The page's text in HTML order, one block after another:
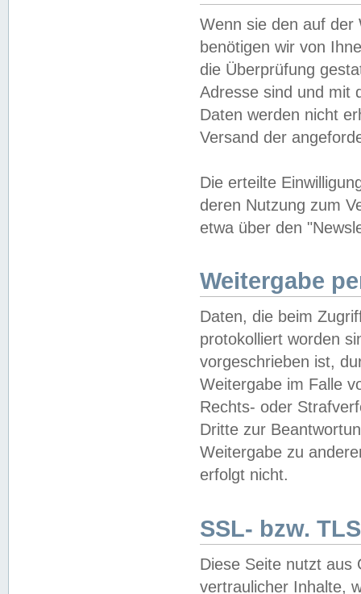
Wenn sie den auf der
benötigen wir von
die Überprüfung
Adresse sind und mit
Daten werden nicht
Versand der
Die erteilte
deren Nutzung zum
etwa über den
Weitergabe
Daten, die beim
protokolliert worden
vorgeschrieben ist,
Weitergabe im Falle
Rechts- oder
Dritte zur
Weitergabe zu
erfolgt nicht.
SSL- bzw.
Diese Seite nutzt aus
vertraulicher Inhalte,